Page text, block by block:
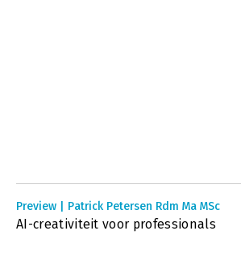
Preview | Patrick Petersen Rdm Ma MSc
AI-creativiteit voor professionals